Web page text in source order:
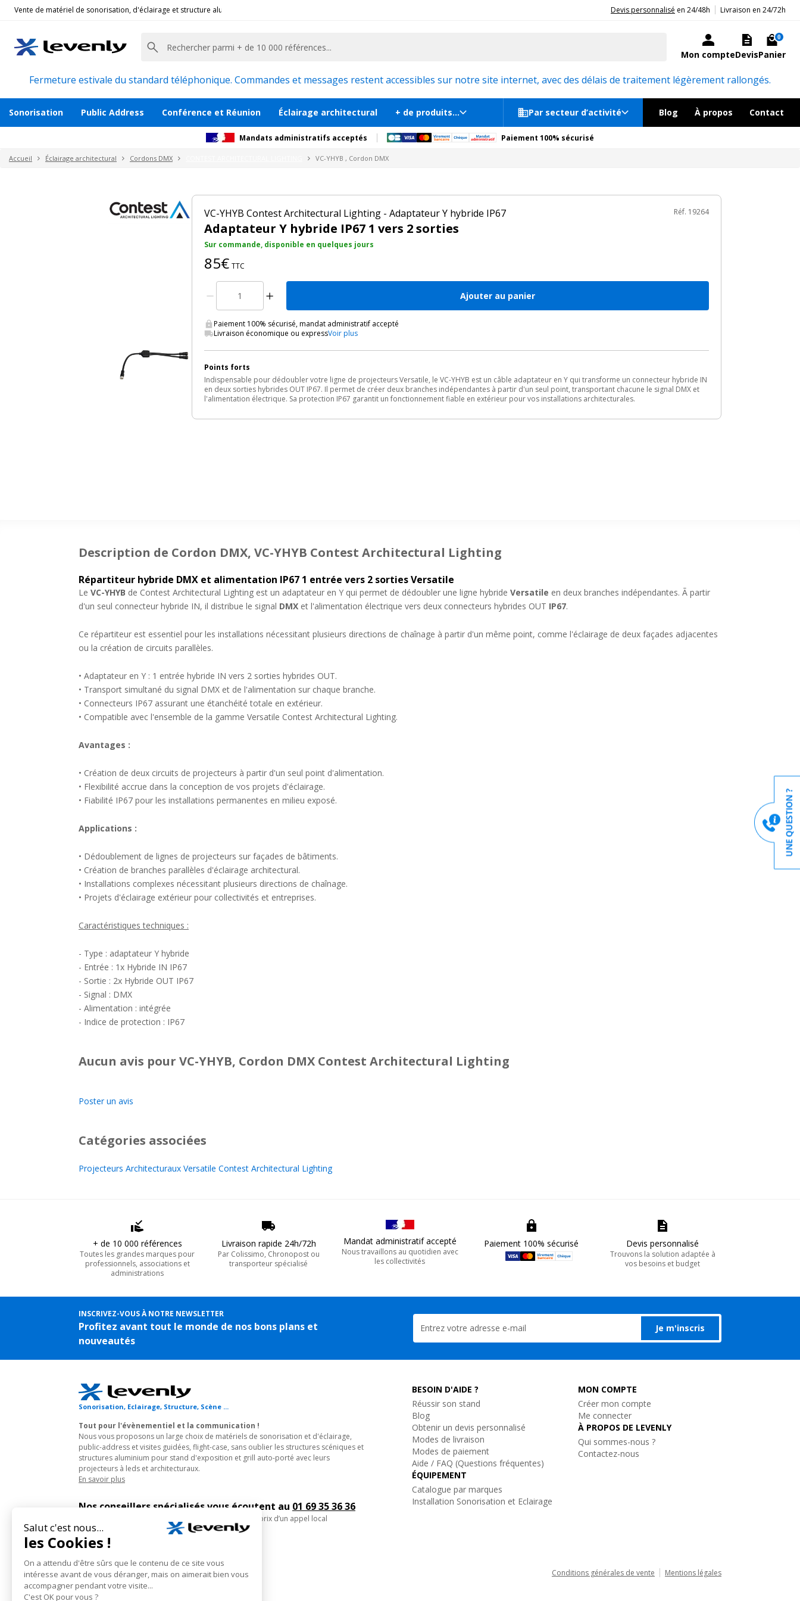
Vente de matériel de sonorisation, d'éclairage et structure alu pour l'évènementiel et la communication, stand exposition, scène, podium et estrade, etc. | 20ans d'expérience aux côtés des professionnels et acteurs publics.
Devis personnalisé en 24/48h Livraison en 24/72h
Mon compteDevisPanier
0
Fermeture estivale du standard téléphonique. Commandes et messages restent accessibles sur notre site internet, avec des délais de traitement légèrement rallongés.
Sonorisation Public Address Conférence et Réunion Éclairage architectural + de produits... Par secteur d’activité Blog À propos Contact
Mandats administratifs acceptés Paiement 100% sécurisé
Accueil Éclairage architectural Cordons DMX VC-YHYB , Cordon DMX
VC-YHYB Contest Architectural Lighting - Adaptateur Y hybride IP67
Adaptateur Y hybride IP67 1 vers 2 sorties
Réf. 19264
Sur commande, disponible en quelques jours
85€ TTC
Ajouter au panier
Paiement 100% sécurisé, mandat administratif accepté
Livraison économique ou expressVoir plus
Points forts
Indispensable pour dédoubler votre ligne de projecteurs Versatile, le VC-YHYB est un câble adaptateur en Y qui transforme un connecteur hybride IN
en deux sorties hybrides OUT IP67. Il permet de créer deux branches indépendantes à partir d'un seul point, transportant chacune le signal DMX et
l'alimentation électrique. Sa protection IP67 garantit un fonctionnement fiable en extérieur pour vos installations architecturales.
Description de Cordon DMX, VC-YHYB Contest Architectural Lighting
Répartiteur hybride DMX et alimentation IP67 1 entrée vers 2 sorties Versatile
Le VC-YHYB de Contest Architectural Lighting est un adaptateur en Y qui permet de dédoubler une ligne hybride Versatile en deux branches indépendantes. Ã partir
d'un seul connecteur hybride IN, il distribue le signal DMX et l'alimentation électrique vers deux connecteurs hybrides OUT IP67.
Ce répartiteur est essentiel pour les installations nécessitant plusieurs directions de chaînage à partir d'un même point, comme l'éclairage de deux façades adjacentes
ou la création de circuits parallèles.
• Adaptateur en Y : 1 entrée hybride IN vers 2 sorties hybrides OUT.
• Transport simultané du signal DMX et de l'alimentation sur chaque branche.
• Connecteurs IP67 assurant une étanchéité totale en extérieur.
• Compatible avec l'ensemble de la gamme Versatile Contest Architectural Lighting.
Avantages :
• Création de deux circuits de projecteurs à partir d'un seul point d'alimentation.
• Flexibilité accrue dans la conception de vos projets d'éclairage.
• Fiabilité IP67 pour les installations permanentes en milieu exposé.
Applications :
• Dédoublement de lignes de projecteurs sur façades de bâtiments.
• Création de branches parallèles d'éclairage architectural.
• Installations complexes nécessitant plusieurs directions de chaînage.
• Projets d'éclairage extérieur pour collectivités et entreprises.
Caractéristiques techniques :
- Type : adaptateur Y hybride
- Entrée : 1x Hybride IN IP67
- Sortie : 2x Hybride OUT IP67
- Signal : DMX
- Alimentation : intégrée
- Indice de protection : IP67
Aucun avis pour VC-YHYB, Cordon DMX Contest Architectural Lighting
Poster un avis
Catégories associées
Projecteurs Architecturaux Versatile Contest Architectural Lighting
+ de 10 000 références
Toutes les grandes marques pour
professionnels, associations et
administrations
Livraison rapide 24h/72h
Par Colissimo, Chronopost ou
transporteur spécialisé
Mandat administratif accepté
Nous travaillons au quotidien avec
les collectivités
Paiement 100% sécurisé Devis personnalisé
Trouvons la solution adaptée à
vos besoins et budget
INSCRIVEZ-VOUS À NOTRE NEWSLETTER
Profitez avant tout le monde de nos bons plans et
nouveautés
Je m'inscris
Sonorisation, Eclairage, Structure, Scène ...
Tout pour l'évènementiel et la communication !
Nous vous proposons un large choix de matériels de sonorisation et d'éclairage,
public-address et visites guidées, flight-case, sans oublier les structures scéniques et
structures aluminium pour stand d'exposition et grill auto-porté avec leurs
projecteurs à leds et architecturaux.
En savoir plus
Nos conseillers spécialisés vous écoutent au 01 69 35 36 36
du lundi au vendredi de 10h à 18h (hors jours fériés), prix d’un appel local
Suivez notre actualité :
BESOIN D'AIDE ?
Réussir son stand
Blog
Obtenir un devis personnalisé
Modes de livraison
Modes de paiement
Aide / FAQ (Questions fréquentes)
ÉQUIPEMENT
Catalogue par marques
Installation Sonorisation et Eclairage
MON COMPTE
Créer mon compte
Me connecter
À PROPOS DE LEVENLY
Qui sommes-nous ?
Contactez-nous
Levenly © • Tous droits réservés 2005-2026 Conditions générales de vente Mentions légales